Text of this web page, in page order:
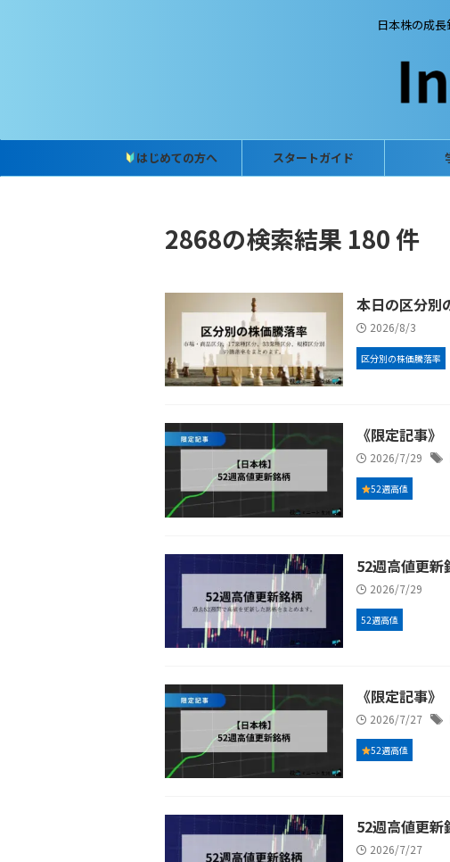
日本株の成
はじめての方へ スタートガイド
2868の検索結果 180 件
本日の区分別
2026/8/3
区分別の株価騰落率
《限定記事
2026/7/29
52週高値
52週高値更
2026/7/29
52週高値
《限定記事
2026/7/27
52週高値
52週高値更
2026/7/27